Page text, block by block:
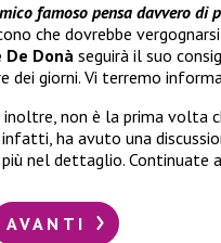
famoso pensa davvero di
che dovrebbe
De Donà seguirà il suo
dei giorni. Vi terremo
inoltre, non è la prima volta
ha avuto una
più nel dettaglio. Continuate
AVANTI